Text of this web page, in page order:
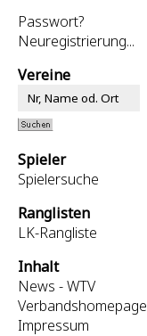
Passwort?
Neuregistrierung...
Vereine
Spieler
Spielersuche
Ranglisten
LK-Rangliste
Inhalt
News - WTV
Verbandshomepage
Impressum